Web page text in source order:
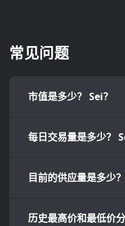
常见问题
市值是多少？ Sei？
每日交易量是多少？
目前的供应量是多少？
历史最高价和最低价